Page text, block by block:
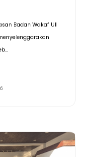
Badan Wakaf UII